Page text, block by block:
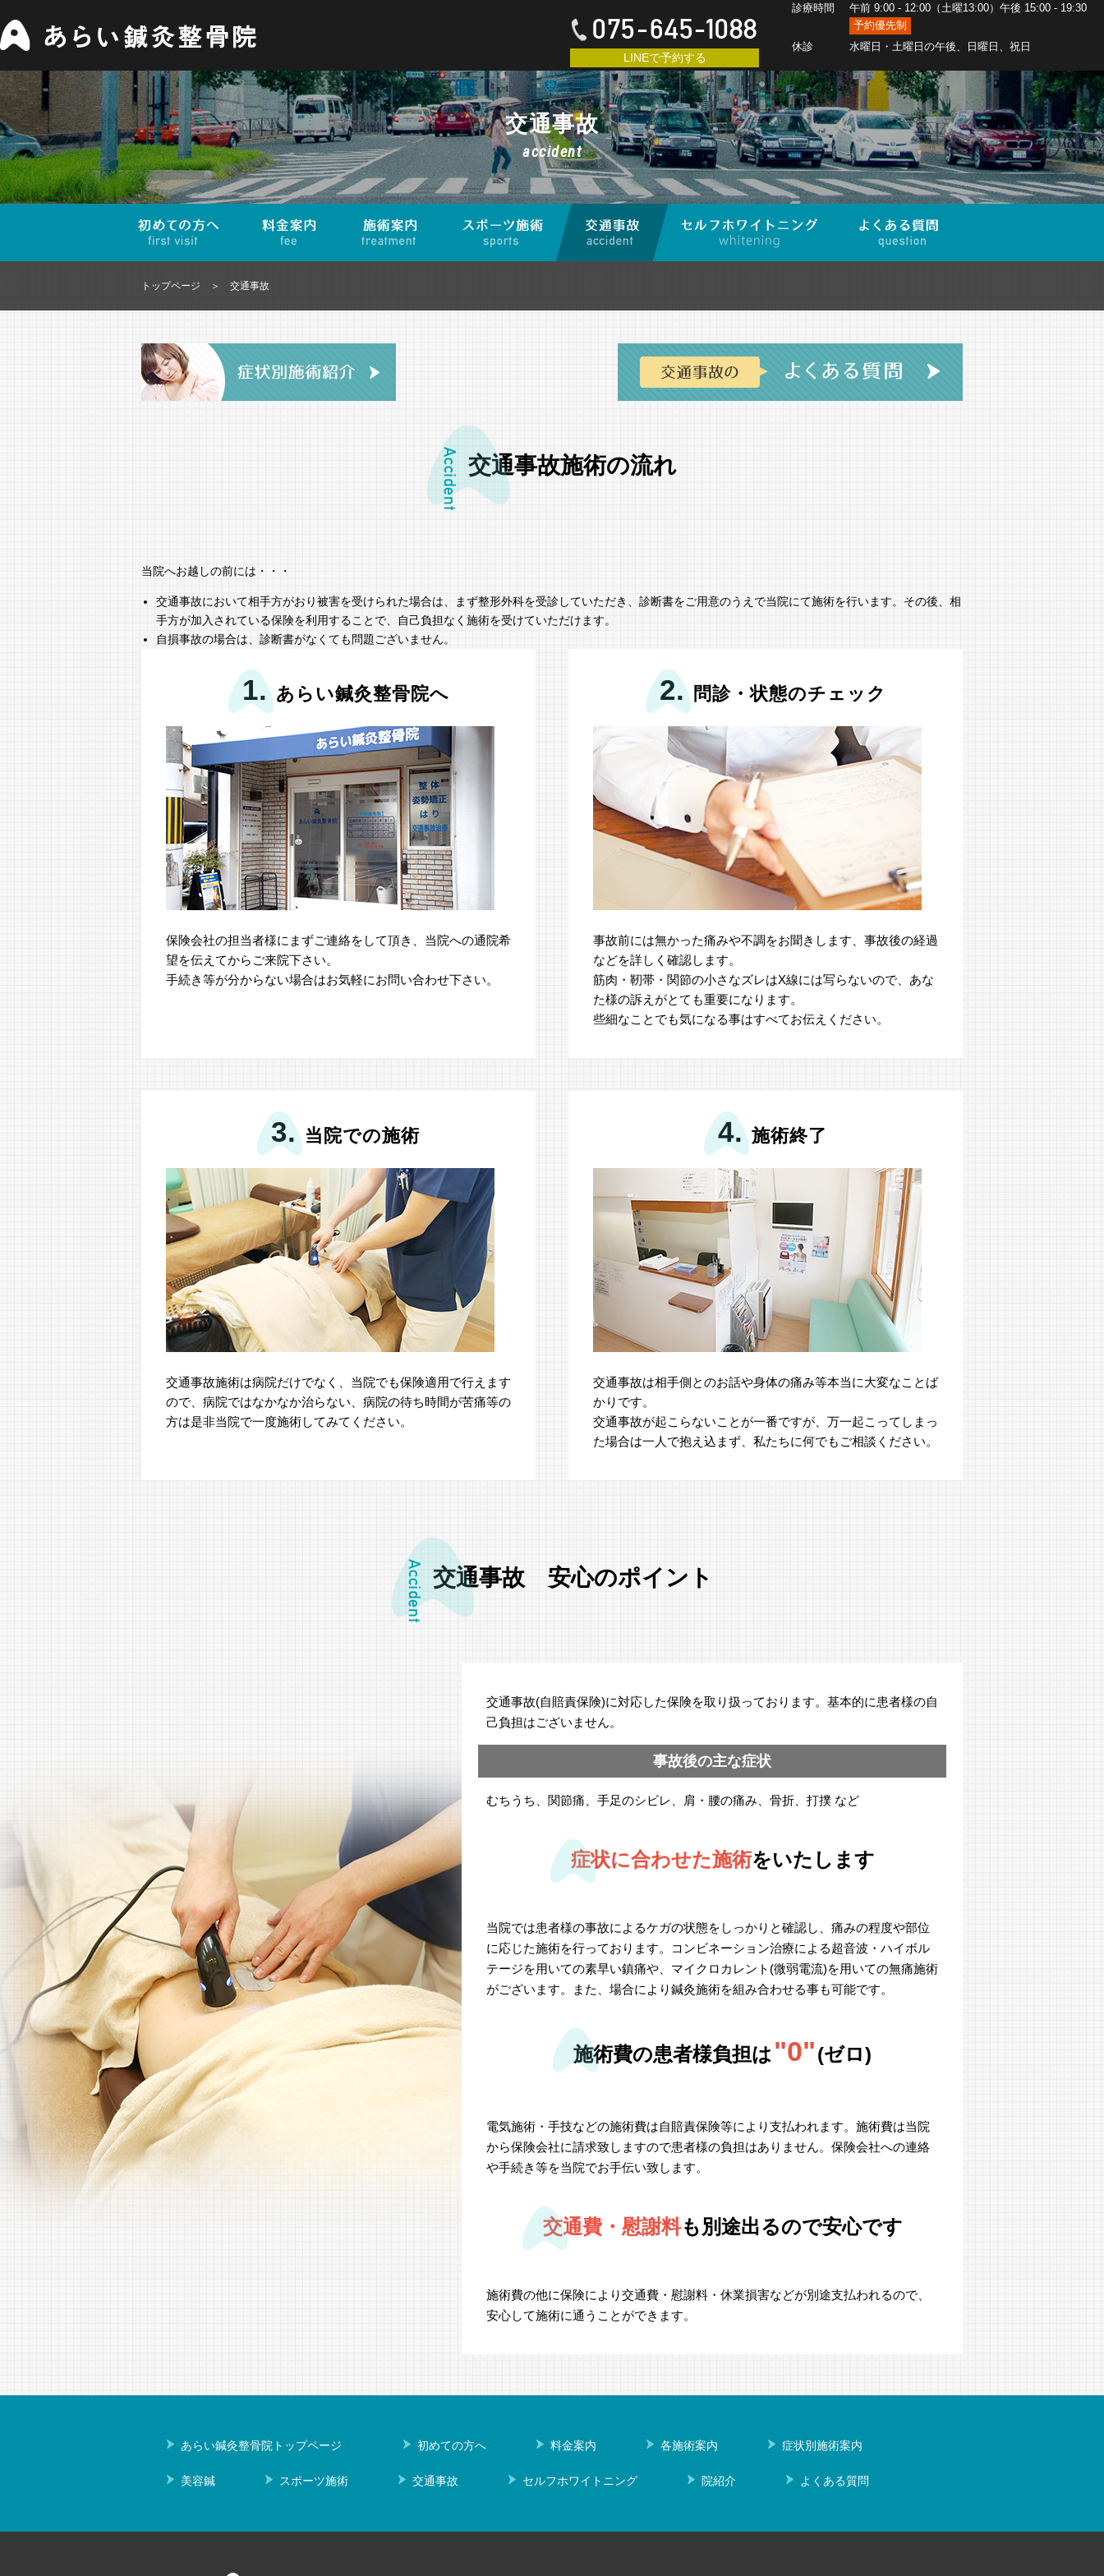
LINEで予約する
診療時間
午前 9:00 - 12:00（土曜13:00）午後 15:00 - 19:30
予約優先制
休診
水曜日・土曜日の午後、日曜日、祝日
交通事故
accident
トップページ 交通事故
交通事故施術の流れ
当院へお越しの前には・・・
交通事故において相手方がおり被害を受けられた場合は、まず整形外科を受診していただき、診断書をご用意のうえで当院にて施術を行います。その後、相
手方が加入されている保険を利用することで、自己負担なく施術を受けていただけます。
自損事故の場合は、診断書がなくても問題ございません。
1. あらい鍼灸整骨院へ
保険会社の担当者様にまずご連絡をして頂き、当院への通院希
望を伝えてからご来院下さい。
手続き等が分からない場合はお気軽にお問い合わせ下さい。
2. 問診・状態のチェック
事故前には無かった痛みや不調をお聞きします、事故後の経過
などを詳しく確認します。
筋肉・靭帯・関節の小さなズレはX線には写らないので、あな
た様の訴えがとても重要になります。
些細なことでも気になる事はすべてお伝えください。
3. 当院での施術
交通事故施術は病院だけでなく、当院でも保険適用で行えます
ので、病院ではなかなか治らない、病院の待ち時間が苦痛等の
方は是非当院で一度施術してみてください。
4. 施術終了
交通事故は相手側とのお話や身体の痛み等本当に大変なことば
かりです。
交通事故が起こらないことが一番ですが、万一起こってしまっ
た場合は一人で抱え込まず、私たちに何でもご相談ください。
交通事故 安心のポイント
交通事故(自賠責保険)に対応した保険を取り扱っております。基本的に患者様の自
己負担はございません。
事故後の主な症状
むちうち、関節痛、手足のシビレ、肩・腰の痛み、骨折、打撲 など
症状に合わせた施術をいたします
当院では患者様の事故によるケガの状態をしっかりと確認し、痛みの程度や部位
に応じた施術を行っております。コンビネーション治療による超音波・ハイボル
テージを用いての素早い鎮痛や、マイクロカレント(微弱電流)を用いての無痛施術
がございます。また、場合により鍼灸施術を組み合わせる事も可能です。
施術費の患者様負担は "0"(ゼロ)
電気施術・手技などの施術費は自賠責保険等により支払われます。施術費は当院
から保険会社に請求致しますので患者様の負担はありません。保険会社への連絡
や手続き等を当院でお手伝い致します。
交通費・慰謝料も別途出るので安心です
施術費の他に保険により交通費・慰謝料・休業損害などが別途支払われるので、
安心して施術に通うことができます。
あらい鍼灸整骨院トップページ 初めての方へ 料金案内 各施術案内 症状別施術案内
美容鍼 スポーツ施術 交通事故 セルフホワイトニング 院紹介 よくある質問